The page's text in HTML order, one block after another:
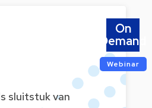
sluitstuk van
On
Demand
Webinar